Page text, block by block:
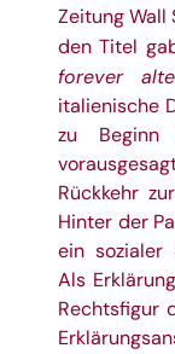
Zeitung Wall
den Titel
forever
italienische
zu Beginn
Rückkehr
Hinter der
ein sozialer
Als
Rechtsfigur